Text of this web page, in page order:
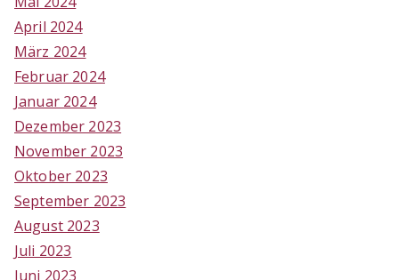
April 2024
März 2024
Februar 2024
Januar 2024
Dezember 2023
November 2023
Oktober 2023
September 2023
August 2023
Juli 2023
Juni 2023